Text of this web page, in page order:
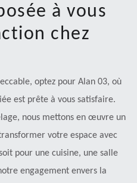
à vous
chez
optez pour Alan 03, où
est prête à vous satisfaire.
nous mettons en œuvre un
votre espace avec
pour une cuisine, une salle
engagement envers la